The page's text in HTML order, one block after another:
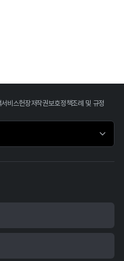
서비스헌장저작권보호정책조례 및 규정